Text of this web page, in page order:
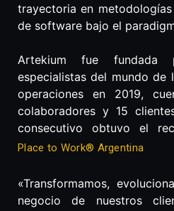
trayectoria en
de software bajo el
Artekium fue
especialistas del mundo de
operaciones en 2019,
colaboradores y 15
consecutivo obtuvo el
Place to Work® Argentina
«Transformamos,
negocio de nuestros